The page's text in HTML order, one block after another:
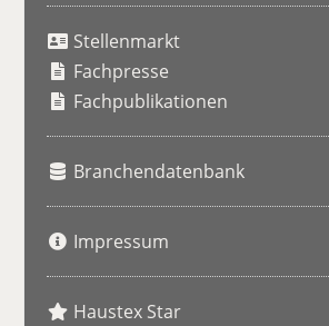
Stellenmarkt
Fachpresse
Fachpublikationen
Branchendatenbank
Impressum
Haustex Star